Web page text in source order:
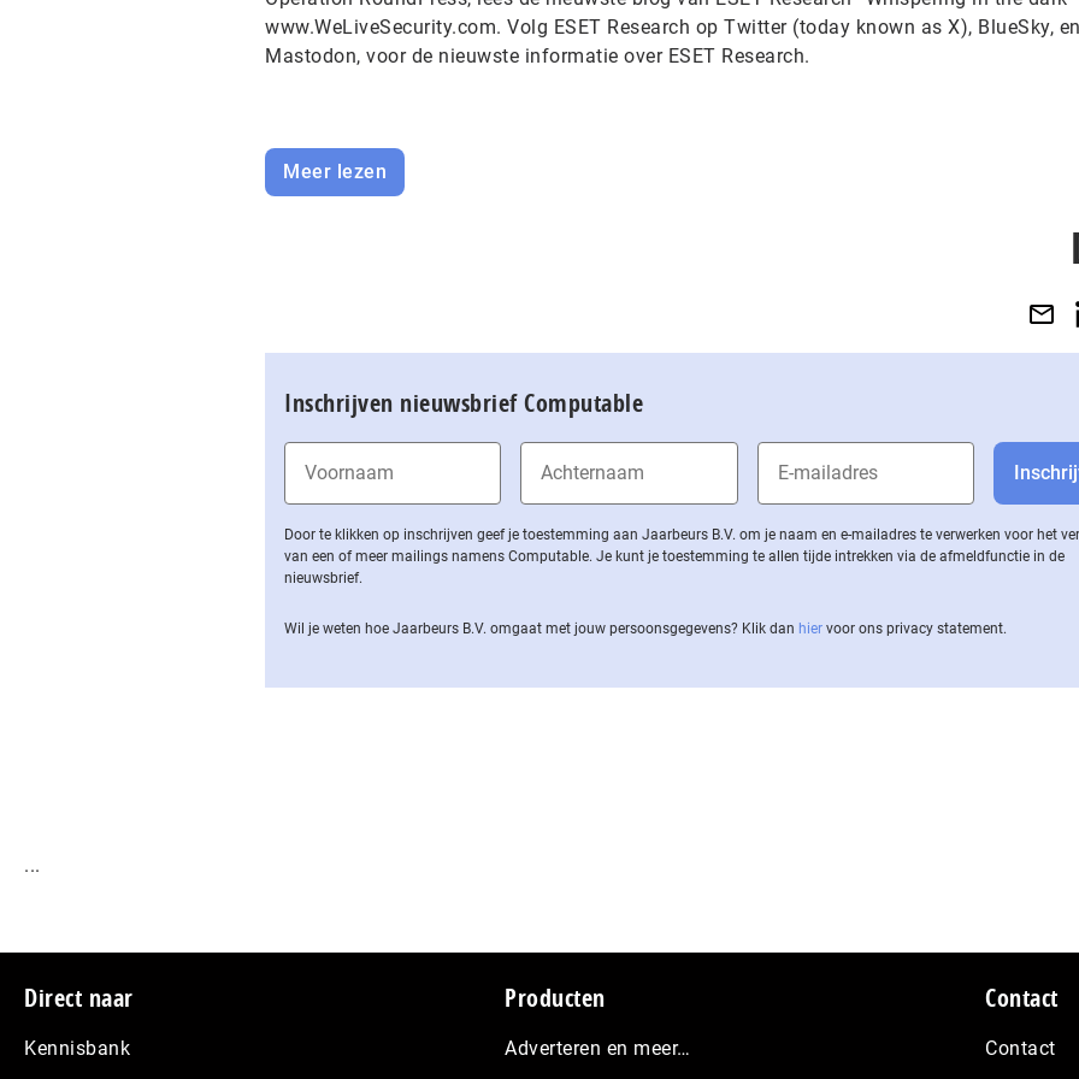
www.WeLiveSecurity.com. Volg ESET Research op Twitter (today known as X), BlueSky, en
Mastodon, voor de nieuwste informatie over ESET Research.
Meer lezen
Inschrijven nieuwsbrief Computable
Door te klikken op inschrijven geef je toestemming aan Jaarbeurs B.V. om je naam en e-mailadres te verwerken voor het
van een of meer mailings namens Computable. Je kunt je toestemming te allen tijde intrekken via de af­meld­func­tie in de
nieuwsbrief.
Wil je weten hoe Jaarbeurs B.V. omgaat met jouw per­soons­ge­ge­vens? Klik dan hier voor ons privacy statement.
...
Footer
Direct naar
Kennisbank
Producten
Adverteren en meer…
Contact
Contact